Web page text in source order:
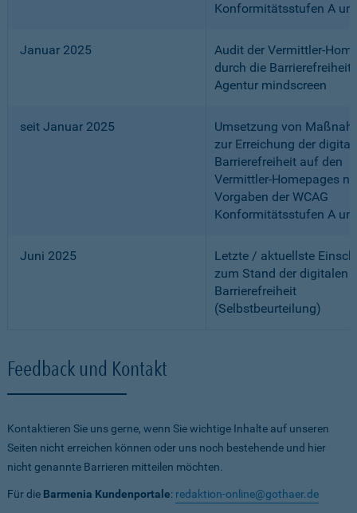
Konformitätsstufen A
Januar 2025
Audit der Vermittler-
durch die
Agentur mindscreen
seit Januar 2025
Umsetzung von
zur Erreichung der
Barrierefreiheit auf den
Vermittler-Homepages
Vorgaben der WCAG
Konformitätsstufen A
Juni 2025
Letzte / aktuellste
zum Stand der digitalen
Barrierefreiheit
(Selbstbeurteilung)
Feedback und Kontakt
Kontaktieren Sie uns gerne, wenn Sie wichtige Inhalte auf unseren
Seiten nicht erreichen können oder uns noch bestehende und hier
nicht genannte Barrieren mitteilen möchten.
Für die Barmenia Kundenportale: redaktion-online@gothaer.de